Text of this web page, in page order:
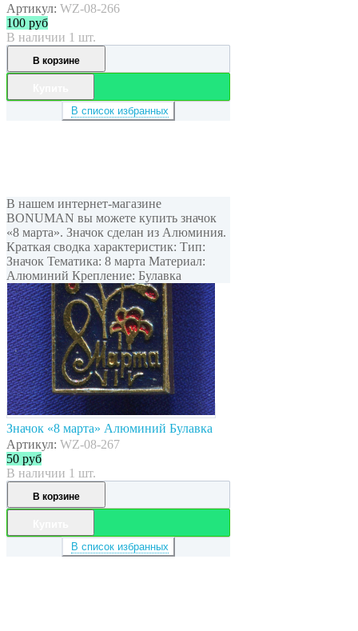
Артикул: WZ-08-266
100 руб
В наличии 1 шт.
В корзине
В список избранных
В нашем интернет-магазине
BONUMAN вы можете купить значок
«8 марта». Значок сделан из Алюминия.
Краткая сводка характеристик: Тип:
Значок Тематика: 8 марта Материал:
Алюминий Крепление: Булавка
Значок «8 марта» Алюминий Булавка
Артикул: WZ-08-267
50 руб
В наличии 1 шт.
В корзине
В список избранных